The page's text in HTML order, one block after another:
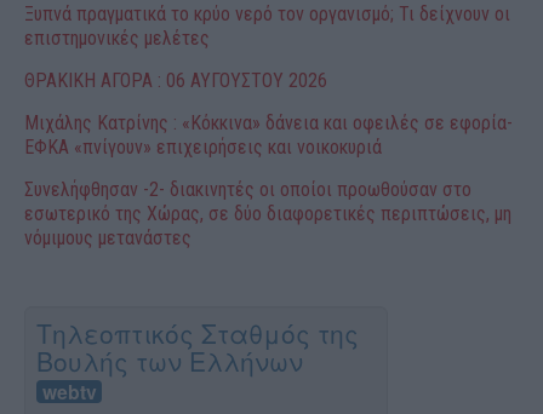
Ξυπνά πραγματικά το κρύο νερό τον οργανισμό; Τι δείχνουν οι
επιστημονικές μελέτες
ΘΡΑΚΙΚΗ ΑΓΟΡΑ : 06 ΑΥΓΟΥΣΤΟΥ 2026
Μιχάλης Κατρίνης : «Κόκκινα» δάνεια και οφειλές σε εφορία-
ΕΦΚΑ «πνίγουν» επιχειρήσεις και νοικοκυριά
Συνελήφθησαν -2- διακινητές οι οποίοι προωθούσαν στο
εσωτερικό της Χώρας, σε δύο διαφορετικές περιπτώσεις, μη
νόμιμους μετανάστες